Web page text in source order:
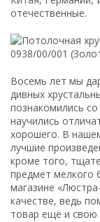
отечественные.
Восемь лет мы
дивных
познакомились
научились
хорошего. В
лучшие
кроме того,
предмет мелкого
магазине
качестве, ведь
товар ещё и свою